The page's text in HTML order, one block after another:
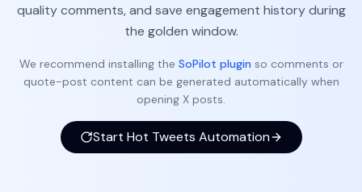
quality comments, and save engagement history during
the golden window.
We recommend installing the SoPilot plugin so comments or
quote-post content can be generated automatically when
opening X posts.
Start Hot Tweets Automation